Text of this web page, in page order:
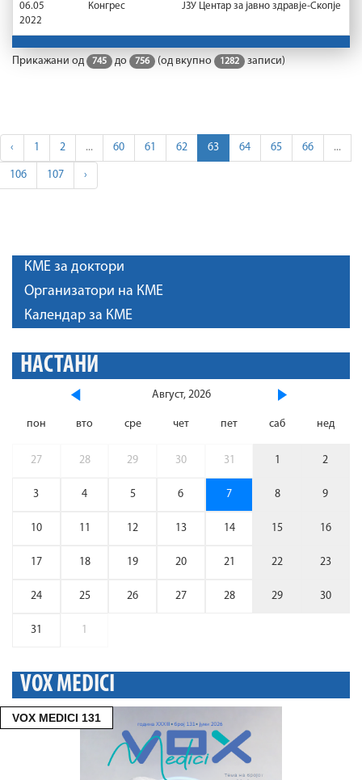
06.05
2022
Конгрес ЈЗУ Центар за јавно здравје-Скопје
Прикажани од 745 до 756 (од вкупно 1282 записи)
‹ 1 2 ... 60 61 62 63 64 65 66 ...
106 107 ›
КМЕ за доктори
Организатори на КМЕ
Календар за КМЕ
НАСТАНИ
Август, 2026
пон вто сре чет пет саб нед
27 28 29 30 31 1 2
3 4 5 6 7 8 9
10 11 12 13 14 15 16
17 18 19 20 21 22 23
24 25 26 27 28 29 30
31 1
VOX MEDICI
VOX MEDICI 131